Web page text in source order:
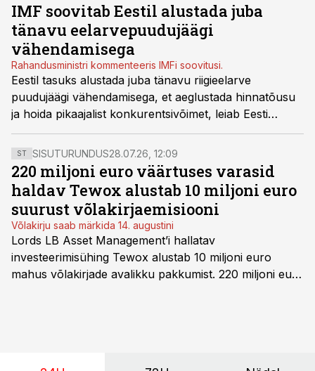
IMF soovitab Eestil alustada juba
tänavu eelarvepuudujäägi
vähendamisega
Rahandusministri kommenteeris IMFi soovitusi.
Eestil tasuks alustada juba tänavu riigieelarve
puudujäägi vähendamisega, et aeglustada hinnatõusu
ja hoida pikaajalist konkurentsivõimet, leiab Eesti
majanduspoliitika iga-aastase hindamise lõpetanud
Rahvusvaheline Valuutafond (IMF).
ST SISUTURUNDUS28.07.26, 12:09
220 miljoni euro väärtuses varasid
haldav Tewox alustab 10 miljoni euro
suurust võlakirjaemisiooni
Võlakirju saab märkida 14. augustini
Lords LB Asset Management’i hallatav
investeerimisühing Tewox alustab 10 miljoni euro
mahus võlakirjade avalikku pakkumist. 220 miljoni euro